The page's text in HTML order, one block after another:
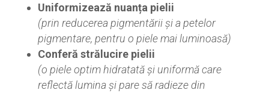
Uniformizează nuanța pielii
(prin reducerea pigmentării și a petelor
pigmentare, pentru o piele mai luminoasă)
Conferă strălucire pielii
(o piele optim hidratată și uniformă care
reflectă lumina și pare să radieze din